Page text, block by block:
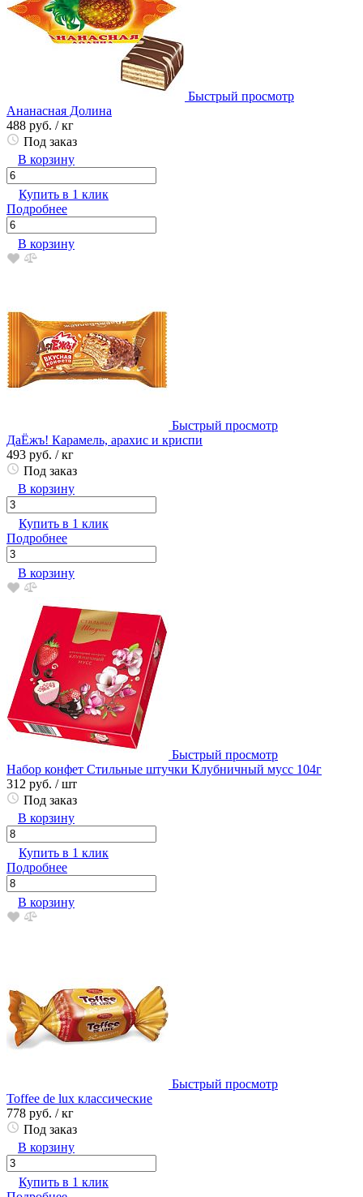
Быстрый просмотр
Ананасная Долина
488 руб. / кг
Под заказ
В корзину
Купить в 1 клик
Подробнее
В корзину
Быстрый просмотр
ДаЁжъ! Карамель, арахис и криспи
493 руб. / кг
Под заказ
В корзину
Купить в 1 клик
Подробнее
В корзину
Быстрый просмотр
Набор конфет Стильные штучки Клубничный мусс 104г
312 руб. / шт
Под заказ
В корзину
Купить в 1 клик
Подробнее
В корзину
Быстрый просмотр
Toffee de lux классические
778 руб. / кг
Под заказ
В корзину
Купить в 1 клик